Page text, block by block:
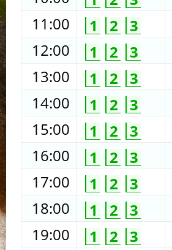
11:00
1 2 3
12:00
1 2 3
13:00
1 2 3
14:00
1 2 3
15:00
1 2 3
16:00
1 2 3
17:00
1 2 3
18:00
1 2 3
19:00
1 2 3